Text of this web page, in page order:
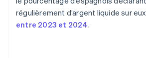
régulièrement d’argent liquide sur
entre 2023 et 2024.